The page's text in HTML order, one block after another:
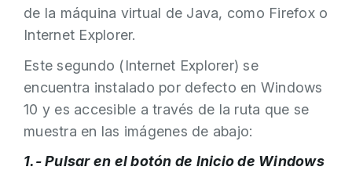
de la máquina virtual de Java, como Firefox o
Internet Explorer.
Este segundo (Internet Explorer) se
encuentra instalado por defecto en Windows
10 y es accesible a través de la ruta que se
muestra en las imágenes de abajo:
1.- Pulsar en el botón de Inicio de Windows